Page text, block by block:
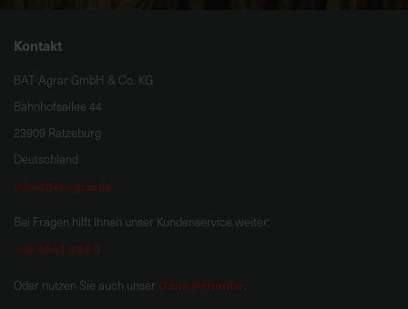
Kontakt
BAT Agrar GmbH & Co. KG
Bahnhofsallee 44
23909 Ratzeburg
Deutschland
info@bat-agrar.de
Bei Fragen hilft Ihnen unser Kundenservice weiter:
+49 4541 806 0
Oder nutzen Sie auch unser Onlineformular.